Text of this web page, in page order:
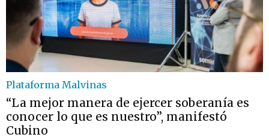
Plataforma Malvinas
“La mejor manera de ejercer soberanía es
conocer lo que es nuestro”, manifestó
Cubino